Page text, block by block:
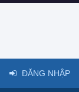
ĐĂNG NHẬP